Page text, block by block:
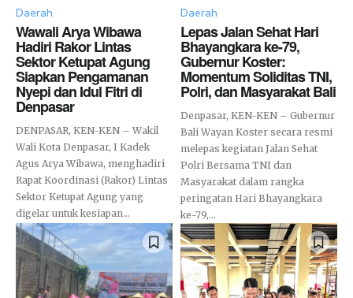
Daerah
Wawali Arya Wibawa
Hadiri Rakor Lintas
Sektor Ketupat Agung
Siapkan Pengamanan
Nyepi dan Idul Fitri di
Denpasar
DENPASAR, KEN-KEN – Wakil
Wali Kota Denpasar, I Kadek
Agus Arya Wibawa, menghadiri
Rapat Koordinasi (Rakor) Lintas
Sektor Ketupat Agung yang
digelar untuk kesiapan...
Daerah
Lepas Jalan Sehat Hari
Bhayangkara ke-79,
Gubernur Koster:
Momentum Soliditas TNI,
Polri, dan Masyarakat Bali
Denpasar, KEN-KEN – Gubernur
Bali Wayan Koster secara resmi
melepas kegiatan Jalan Sehat
Polri Bersama TNI dan
Masyarakat dalam rangka
peringatan Hari Bhayangkara
ke-79,...